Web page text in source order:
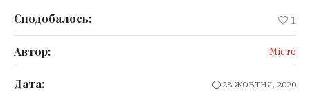
Сподобалось: 1
Автор: Місто
Дата: 28 ЖОВТНЯ, 2020